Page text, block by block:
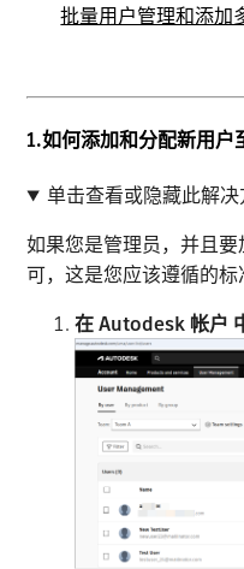
批量用户管理和添加
1.如何添加和分配新用
单击查看或隐藏此解
如果您是管理员，并且
可，这是您应该遵循的标
在 Autodesk 帐户